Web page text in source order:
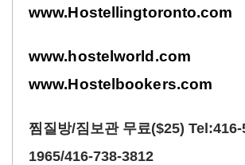
www.Hostellingtoronto.com
www.hostelworld.com
www.Hostelbookers.com
찜질방/짐보관 무료($25) Tel:416-
1965/416-738-3812